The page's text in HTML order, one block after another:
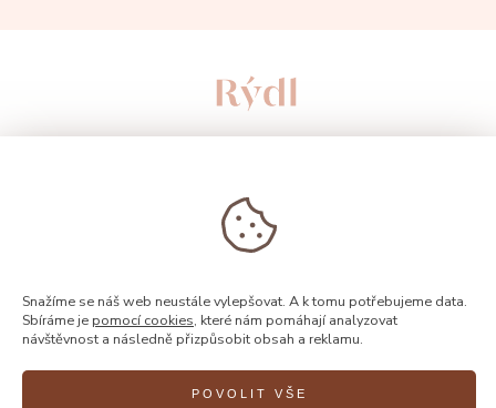
© 2026, Rýdl
Snažíme se náš web neustále vylepšovat. A k tomu potřebujeme data.
Sbíráme je pomocí cookies, které nám pomáhají analyzovat
návštěvnost a následně přizpůsobit obsah a reklamu.
POVOLIT VŠE